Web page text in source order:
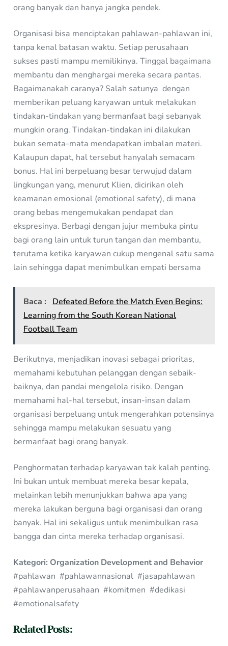
orang banyak dan hanya jangka pendek.
Organisasi bisa menciptakan pahlawan-pahlawan ini,
tanpa kenal batasan waktu. Setiap perusahaan
sukses pasti mampu memilikinya. Tinggal bagaimana
membantu dan menghargai mereka secara pantas.
Bagaimanakah caranya? Salah satunya dengan
memberikan peluang karyawan untuk melakukan
tindakan-tindakan yang bermanfaat bagi sebanyak
mungkin orang. Tindakan-tindakan ini dilakukan
bukan semata-mata mendapatkan imbalan materi.
Kalaupun dapat, hal tersebut hanyalah semacam
bonus. Hal ini berpeluang besar terwujud dalam
lingkungan yang, menurut Klien, dicirikan oleh
keamanan emosional (emotional safety), di mana
orang bebas mengemukakan pendapat dan
ekspresinya. Berbagi dengan jujur membuka pintu
bagi orang lain untuk turun tangan dan membantu,
terutama ketika karyawan cukup mengenal satu sama
lain sehingga dapat menimbulkan empati bersama
Baca :
Defeated Before the Match Even Begins:
Learning from the South Korean National
Football Team
Berikutnya, menjadikan inovasi sebagai prioritas,
memahami kebutuhan pelanggan dengan sebaik-
baiknya, dan pandai mengelola risiko. Dengan
memahami hal-hal tersebut, insan-insan dalam
organisasi berpeluang untuk mengerahkan potensinya
sehingga mampu melakukan sesuatu yang
bermanfaat bagi orang banyak.
Penghormatan terhadap karyawan tak kalah penting.
Ini bukan untuk membuat mereka besar kepala,
melainkan lebih menunjukkan bahwa apa yang
mereka lakukan berguna bagi organisasi dan orang
banyak. Hal ini sekaligus untuk menimbulkan rasa
bangga dan cinta mereka terhadap organisasi.
Kategori: Organization Development and Behavior
#pahlawan #pahlawannasional #jasapahlawan
#pahlawanperusahaan #komitmen #dedikasi
#emotionalsafety
Related Posts: